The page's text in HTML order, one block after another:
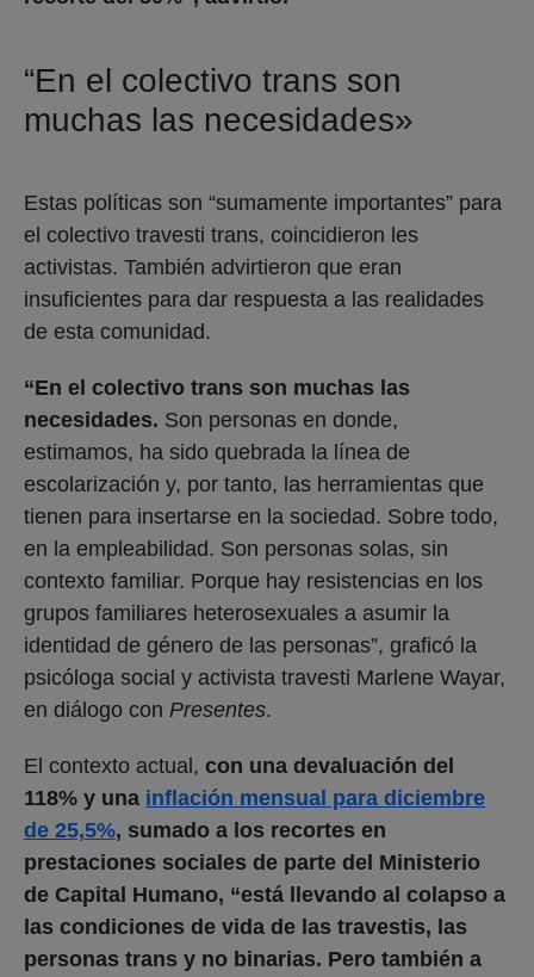
“En el colectivo trans son
muchas las necesidades»
Estas políticas son “sumamente importantes” para
el colectivo travesti trans, coincidieron les
activistas. También advirtieron que eran
insuficientes para dar respuesta a las realidades
de esta comunidad.
“En el colectivo trans son muchas las
necesidades. Son personas en donde,
estimamos, ha sido quebrada la línea de
escolarización y, por tanto, las herramientas que
tienen para insertarse en la sociedad. Sobre todo,
en la empleabilidad. Son personas solas, sin
contexto familiar. Porque hay resistencias en los
grupos familiares heterosexuales a asumir la
identidad de género de las personas”, graficó la
psicóloga social y activista travesti Marlene Wayar,
en diálogo con Presentes.
El contexto actual, con una devaluación del
118% y una inflación mensual para diciembre
de 25,5%, sumado a los recortes en
prestaciones sociales de parte del Ministerio
de Capital Humano, “está llevando al colapso a
las condiciones de vida de las travestis, las
personas trans y no binarias. Pero también a